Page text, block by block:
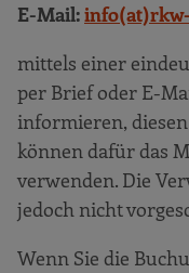
E-Mail:
mittels einer
per Brief oder E-
informieren,
können dafür das
verwenden. Die
jedoch nicht
Wenn Sie die